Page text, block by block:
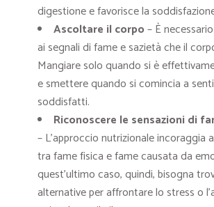
digestione e favorisce la
Ascoltare il corpo– È
ai segnali di fame e sazietà che il
Mangiare solo quando si è
e smettere quando si comincia a
soddisfatti.
Riconoscere le sensazioni di
– L’approccio nutrizionale incoraggia
tra fame fisica e fame causata da
quest’ultimo caso, quindi, bisogna
alternative per affrontare lo stress o